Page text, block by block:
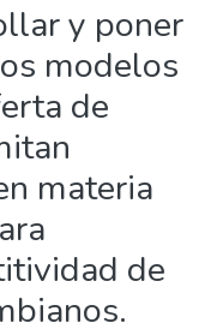
y poner
modelos
de
materia
de